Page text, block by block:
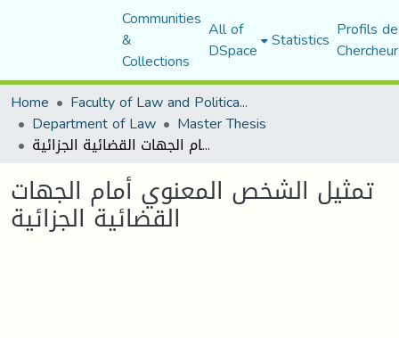
Communities
&
Collections
All of
DSpace Statistics Profils
Home
Faculty of Law and Political Science
Department of Law Master Thesis
تمثيل الشخص المعنوي أمام الجهات القضائية الجزائية
تمثيل الشخص المعنوي أمام الجهات
القضائية الجزائية